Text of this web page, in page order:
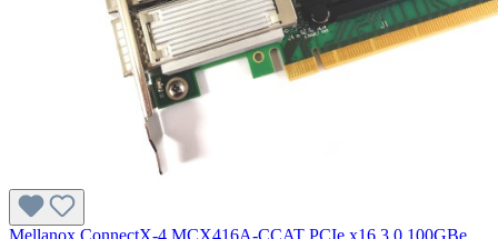
Mellanox ConnectX-4 MCX416A-CCAT PCIe x16 3.0 100GBe